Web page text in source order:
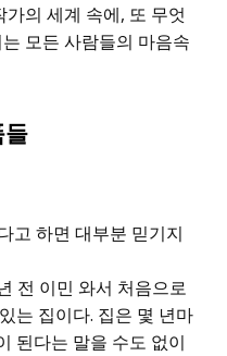
의 세계 속에, 또 무엇
모든 사람들의 마음속
들
고 하면 대부분 믿기지
전 이민 와서 처음으로
는 집이다. 집은 몇 년마
된다는 말을 수도 없이